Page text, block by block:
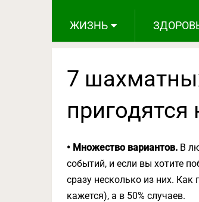
ЖИЗНЬ
7
пригодятся
• Множество вариантов. В
событий, и если вы хотите
сразу несколько из них.
кажется), а в 50% случаев.